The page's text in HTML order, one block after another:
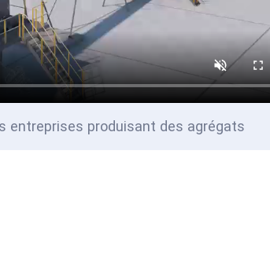
entreprises produisant des agrégats